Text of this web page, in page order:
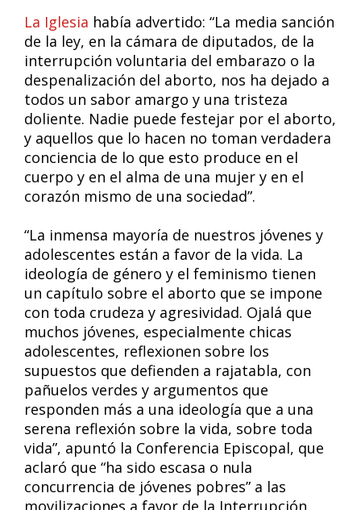
La Iglesia había advertido: “La media sanción
de la ley, en la cámara de diputados, de la
interrupción voluntaria del embarazo o la
despenalización del aborto, nos ha dejado a
todos un sabor amargo y una tristeza
doliente. Nadie puede festejar por el aborto,
y aquellos que lo hacen no toman verdadera
conciencia de lo que esto produce en el
cuerpo y en el alma de una mujer y en el
corazón mismo de una sociedad”.
“La inmensa mayoría de nuestros jóvenes y
adolescentes están a favor de la vida. La
ideología de género y el feminismo tienen
un capítulo sobre el aborto que se impone
con toda crudeza y agresividad. Ojalá que
muchos jóvenes, especialmente chicas
adolescentes, reflexionen sobre los
supuestos que defienden a rajatabla, con
pañuelos verdes y argumentos que
responden más a una ideología que a una
serena reflexión sobre la vida, sobre toda
vida”, apuntó la Conferencia Episcopal, que
aclaró que “ha sido escasa o nula
concurrencia de jóvenes pobres” a las